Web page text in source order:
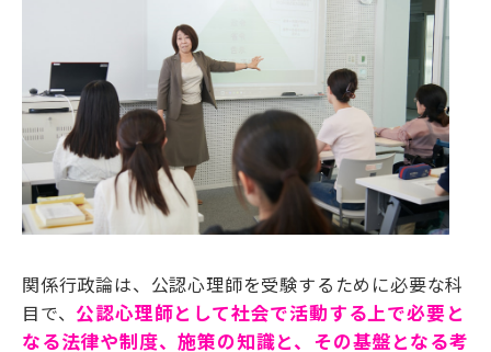
関係行政論は、公認心理師を受験するために必要な科
目で、 公認心理師として社会で活動する上で必要と
なる法律や制度、施策の知識と、その基盤となる考